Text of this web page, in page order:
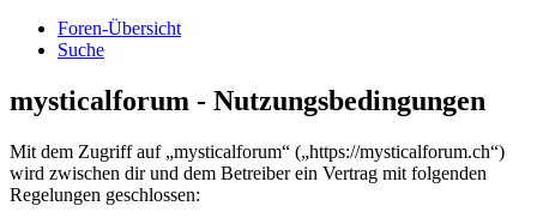
Foren-Übersicht
Suche
mysticalforum - Nutzungsbedingungen
Mit dem Zugriff auf „mysticalforum“ („https://mysticalforum.ch“)
wird zwischen dir und dem Betreiber ein Vertrag mit folgenden
Regelungen geschlossen: